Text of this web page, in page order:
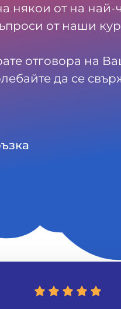
някои от на най-
от наши
отговора на
да се